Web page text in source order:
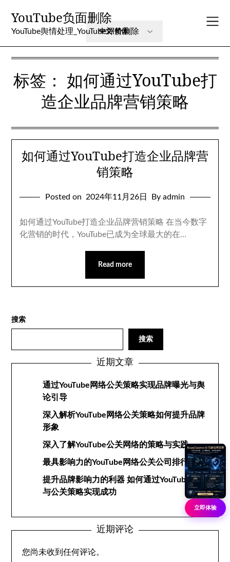
content
YouTube负面删除
YouTube舆情处理_YouTube评价删除
标签： 如何通过YouTube打
造企业品牌营销策略
如何通过YouTube打造企业品牌营
销策略
Posted on 2024年11月26日 By admin
如何通过YouTube打造企业品牌营销策略 在当今数字
化营销的时代，YouTube已成为全球最大的在…
Read more
搜索
搜索
近期文章
通过YouTube网络公关策略实现品牌曝光与舆
论引导
深入解析YouTube网络公关策略如何提升品牌
形象
深入了解YouTube公关网络的策略与实践
最具影响力的YouTube网络公关公司排行榜
提升品牌影响力的利器 如何通过YouTube网络
与公关策略实现成功
近期评论
您尚未收到任何评论。
立即体验